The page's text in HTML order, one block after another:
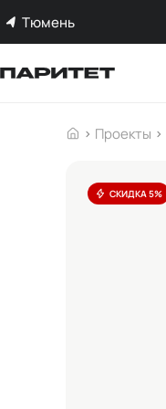
Тюмень
Проекты
СКИДКА 5%